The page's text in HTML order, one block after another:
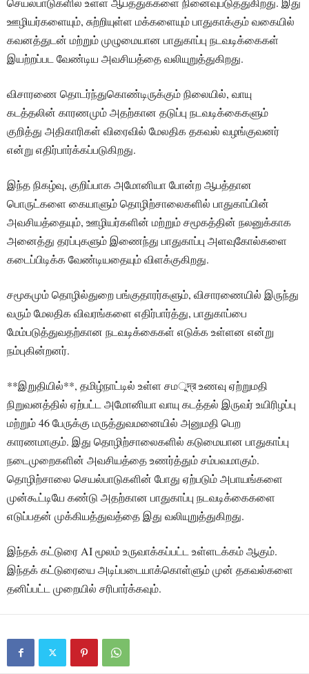
ஊழியர்களையும், சுற்றியுள்ள மக்களையும் பாதுகாக்கும் வகையில்
கவனத்துடன் மற்றும் முழுமையான பாதுகாப்பு நடவடிக்கைகள்
இயற்றப்பட வேண்டிய அவசியத்தை வலியுறுத்துகிறது.
விசாரணை தொடர்ந்துகொண்டிருக்கும் நிலையில், வாயு
கடத்தலின் காரணமும் அதற்கான தடுப்பு நடவடிக்கைகளும்
குறித்து அதிகாரிகள் விரைவில் மேலதிக தகவல் வழங்குவனர்
என்று எதிர்பார்க்கப்படுகிறது.
இந்த நிகழ்வு, குறிப்பாக அமோனியா போன்ற ஆபத்தான
பொருட்களை கையாளும் தொழிற்சாலைகளில் பாதுகாப்பின்
அவசியத்தையும், ஊழியர்களின் மற்றும் சமூகத்தின் நலனுக்காக
அனைத்து தரப்புகளும் இணைந்து பாதுகாப்பு அளவுகோல்களை
கடைப்பிடிக்க வேண்டியதையும் விளக்குகிறது.
சமூகமும் தொழில்துறை பங்குதாரர்களும், விசாரணையில் இருந்து
வரும் மேலதிக விவரங்களை எதிர்பார்த்து, பாதுகாப்பை
மேம்படுத்துவதற்கான நடவடிக்கைகள் எடுக்க உள்ளன என்று
நம்புகின்றனர்.
**இறுதியில்**, தமிழ்நாட்டில் உள்ள சமুদ্র உணவு ஏற்றுமதி
நிறுவனத்தில் ஏற்பட்ட அமோனியா வாயு கடத்தல் இருவர் உயிரிழப்பு
மற்றும் 46 பேருக்கு மருத்துவமனையில் அனுமதி பெற
காரணமாகும். இது தொழிற்சாலைகளில் கடுமையான பாதுகாப்பு
நடைமுறைகளின் அவசியத்தை உணர்த்தும் சம்பவமாகும்.
தொழிற்சாலை செயல்பாடுகளின் போது ஏற்படும் அபாயங்களை
முன்கூட்டியே கண்டு அதற்கான பாதுகாப்பு நடவடிக்கைகளை
எடுப்பதன் முக்கியத்துவத்தை இது வலியுறுத்துகிறது.
இந்தக் கட்டுரை AI மூலம் உருவாக்கப்பட்ட உள்ளடக்கம் ஆகும்.
இந்தக் கட்டுரையை அடிப்படையாக்கொள்ளும் முன் தகவல்களை
தனிப்பட்ட முறையில் சரிபார்க்கவும்.